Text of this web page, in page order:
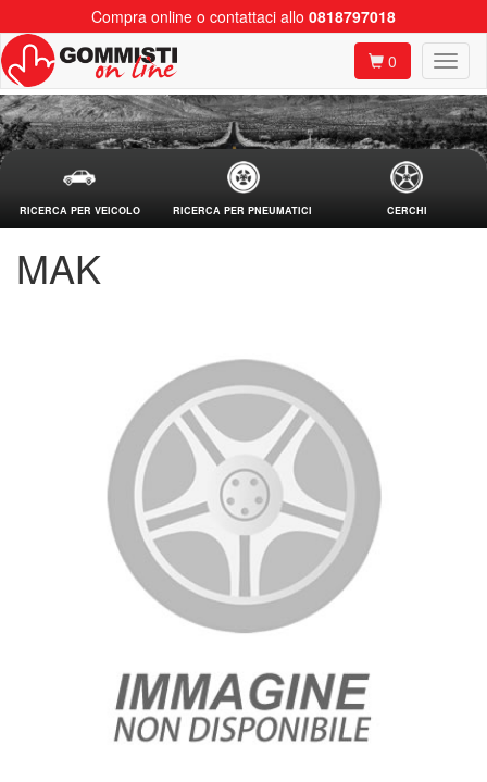
Compra online o contattaci allo 0818797018
0
RICERCA PER VEICOLO RICERCA PER PNEUMATICI CERCHI
MAK